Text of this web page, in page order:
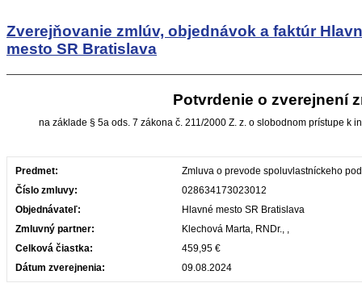
Zverejňovanie zmlúv, objednávok a faktúr
mesto SR Bratislava
Potvrdenie o zverejnení
na základe § 5a ods. 7 zákona č. 211/2000 Z. z. o slobodnom prístupe k
Predmet:
Zmluva o prevode spoluvlastníckeho
Číslo zmluvy:
028634173023012
Objednávateľ:
Hlavné mesto SR Bratislava
Zmluvný partner:
Klechová Marta, RNDr., ,
Celková čiastka:
459,95 €
Dátum zverejnenia:
09.08.2024